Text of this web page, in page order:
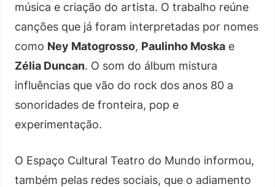
música e criação do artista. O trabalho reúne
canções que já foram interpretadas por nomes
como Ney Matogrosso, Paulinho Moska e
Zélia Duncan. O som do álbum mistura
influências que vão do rock dos anos 80 a
sonoridades de fronteira, pop e
experimentação.
O Espaço Cultural Teatro do Mundo informou,
também pelas redes sociais, que o adiamento